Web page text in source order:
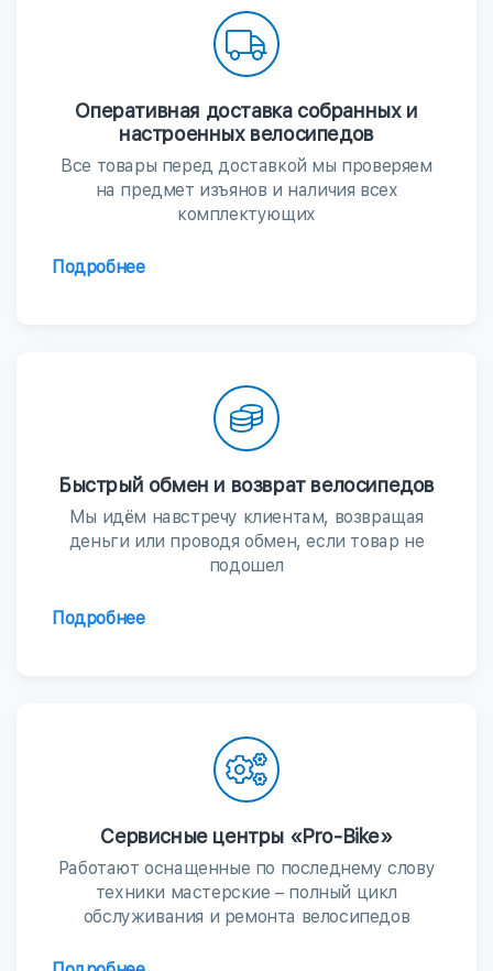
Оперативная доставка собранных и
настроенных велосипедов
Все товары перед доставкой мы проверяем
на предмет изъянов и наличия всех
комплектующих
Подробнее
Быстрый обмен и возврат велосипедов
Мы идём навстречу клиентам, возвращая
деньги или проводя обмен, если товар не
подошел
Подробнее
Сервисные центры «Pro-Bike»
Работают оснащенные по последнему слову
техники мастерские – полный цикл
обслуживания и ремонта велосипедов